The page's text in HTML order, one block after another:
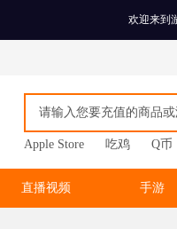
欢迎来到
Apple Store 吃鸡 Q币
直播视频 手游